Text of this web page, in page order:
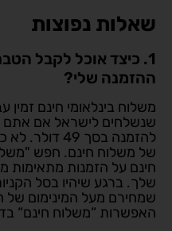
שאלות נפוצות
1. כיצד אוכל לקבל
ההזמנה שלי?
משלוח בינלאומי חינם
שנשלחים לישראל אם אתם
להזמנה בסך
של משלוח חינם. חפש
שלך. ברגע שיהיו בסל
שמחירם מעל המינימום
האפשרות “משלוח חינם“